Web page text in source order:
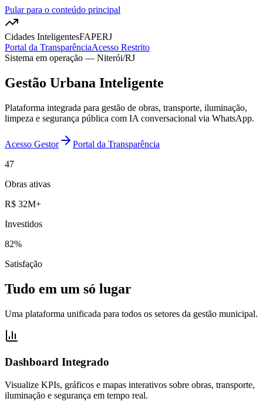
Pular para o conteúdo principal
Cidades InteligentesFAPERJ
Portal da TransparênciaAcesso Restrito
Sistema em operação — Niterói/RJ
Gestão Urbana Inteligente
Plataforma integrada para gestão de obras, transporte, iluminação,
limpeza e segurança pública com IA conversacional via WhatsApp.
Acesso Gestor
Portal da Transparência
47
Obras ativas
R$ 32M+
Investidos
82%
Satisfação
Tudo em um só lugar
Uma plataforma unificada para todos os setores da gestão municipal.
Dashboard Integrado
Visualize KPIs, gráficos e mapas interativos sobre obras, transporte,
iluminação e segurança em tempo real.